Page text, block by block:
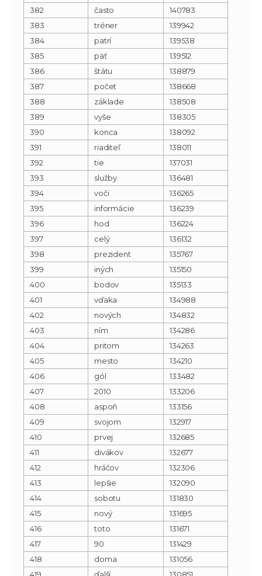
382
často
140783
383
tréner
139942
384
patrí
139538
385
päť
139512
386
štátu
138879
387
počet
138668
388
základe
138508
389
vyše
138305
390
konca
138092
391
riaditeľ
138011
392
tie
137031
393
služby
136481
394
voči
136265
395
informácie
136239
396
hod
136224
397
celý
136132
398
prezident
135767
399
iných
135150
400
bodov
135133
401
vďaka
134988
402
nových
134832
403
ním
134286
404
pritom
134263
405
mesto
134210
406
gól
133482
407
2010
133206
408
aspoň
133156
409
svojom
132917
410
prvej
132685
411
divákov
132677
412
hráčov
132306
413
lepšie
132090
414
sobotu
131830
415
nový
131695
416
toto
131671
417
90
131429
418
doma
131056
419
ďalší 130851